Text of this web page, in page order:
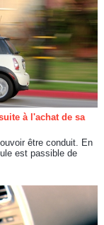
à l'achat de sa
être conduit. En
est passible de